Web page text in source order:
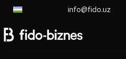
info@fido.uz